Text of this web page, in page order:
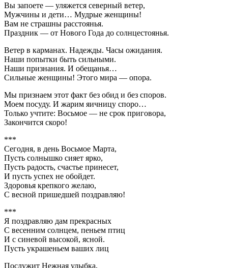
Вы запоете — уляжется северный ветер,
Мужчины и дети… Мудрые женщины!
Вам не страшны расстоянья.
Праздник — от Нового Года до солнцестоянья.
Ветер в карманах. Надежды. Часы ожидания.
Наши попытки быть сильными.
Наши признания. И обещанья…
Сильные женщины! Этого мира — опора.
Мы признаем этот факт без обид и без споров.
Моем посуду. И жарим яичницу споро…
Только учтите: Восьмое — не срок приговора,
Закончится скоро!
***
Сегодня, в день Восьмое Марта,
Пусть солнышко сияет ярко,
Пусть радость, счастье принесет,
И пусть успех не обойдет.
Здоровья крепкого желаю,
С весной пришедшей поздравляю!
***
Я поздравляю дам прекрасных
С весенним солнцем, пеньем птиц
И с синевой высокой, ясной.
Пусть украшеньем ваших лиц
Послужит Нежная улыбка,